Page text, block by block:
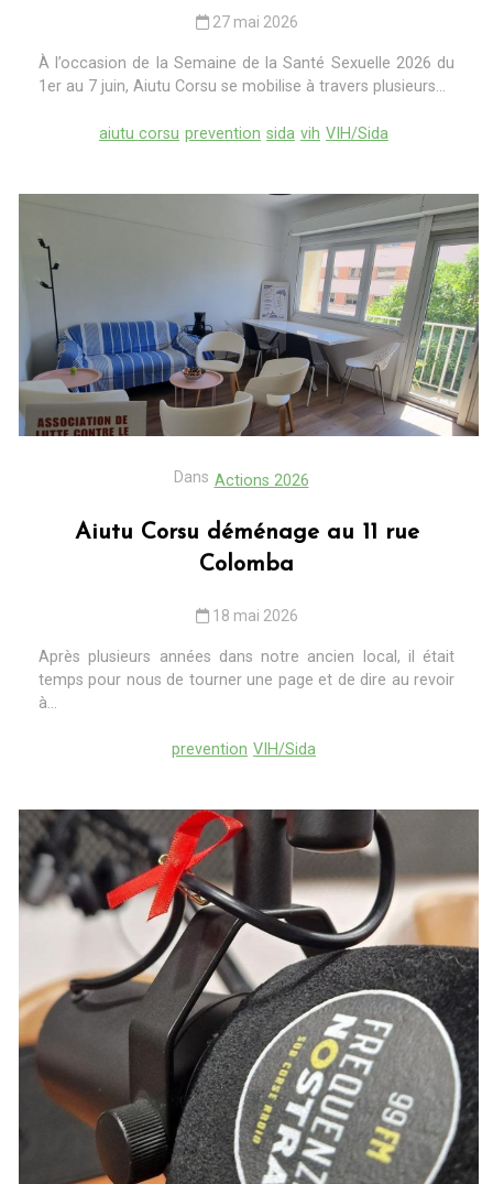
27 mai 2026
À l’occasion de la Semaine de la Santé Sexuelle 2026 du
1er au 7 juin, Aiutu Corsu se mobilise à travers plusieurs...
aiutu corsu prevention sida vih VIH/Sida
Dans Actions 2026
Aiutu Corsu déménage au 11 rue
Colomba
18 mai 2026
Après plusieurs années dans notre ancien local, il était
temps pour nous de tourner une page et de dire au revoir
à...
prevention VIH/Sida